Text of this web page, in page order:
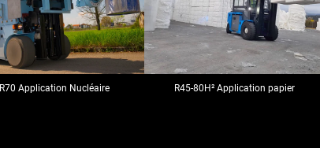
R70 Application Nucléaire R45-80H² Application papier